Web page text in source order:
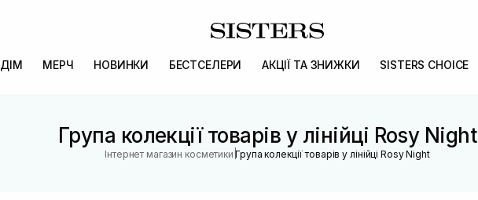
ДІМ МЕРЧ НОВИНКИ БЕСТСЕЛЕРИ АКЦІЇ ТА ЗНИЖКИ SISTERS CHOICE
Група колекції товарів у лінійці Rosy Night
Інтернет магазин косметики |Група колекції товарів у лінійці Rosy Night